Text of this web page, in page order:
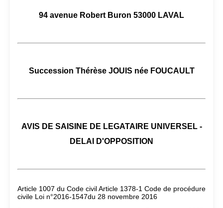
94 avenue Robert Buron 53000 LAVAL
Succession Thérèse JOUIS née FOUCAULT
AVIS DE SAISINE DE LEGATAIRE UNIVERSEL -
DELAI D'OPPOSITION
Article 1007 du Code civil Article 1378-1 Code de procédure
civile Loi n°2016-1547du 28 novembre 2016